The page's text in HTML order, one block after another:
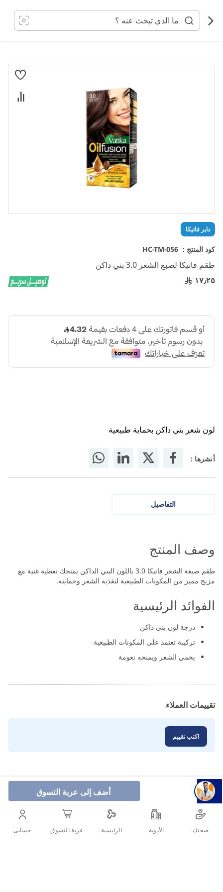
المحتوى
دابر فاتيكا
كود المنتج : HC-TM-056
طقم فاتيكا لصبغ الشعر 3.0 بني داكن
١٧٫٢٥
لون شعر بني داكن بحماية طبيعية
أضف إلى عربة التسوق
أنشرها :
انتقل
تخطي
إلى
بداية
معرض
الصور
التفاصيل
وصف المنتج
طقم صبغة الشعر فاتيكا 3.0 باللون البني الداكن يمنحك تغطية غنية مع
مزيج مميز من المكونات الطبيعية لتغذية الشعر وحمايته.
الفوائد الرئيسية
درجة لون بني داكن
تركيبة تعتمد على المكونات الطبيعية
يحمي الشعر ويمنحه نعومة
تقييمات العملاء
اكتب تقييم
صحتك الأدوية الرئيسية عربة التسوق حسابى